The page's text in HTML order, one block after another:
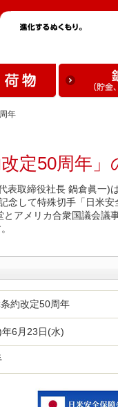
年
定50周年」
表取締役社長 鍋倉眞一)
念して特殊切手「日米
アメリカ合衆国議会議
約改定50周年
6月23日(水)